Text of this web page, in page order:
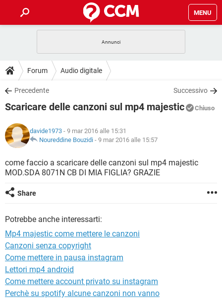
MENU
INTRATTENIMENTO
iOS
INSTAGRAM WHATSAPP
TIKTOK
HARDWARE
GUIDE
COVID-19
INSTAGRAM WHATSAPP
TIKTOK
HARDWARE
DOWNLOAD
COVID-19 GAMING
INTRATTENIMENTO
iOS WINDOWS 10
INSTAGRAM WHATSAPP
TIKTOK FACEBOOK
HARDWARE
COVID-19 GAMING
INTRATTENIMENTO
iOS WINDOWS 10
HARDWARE
GLOSSARIO
COVID-19 GAMING
INTRATTENIMENTO ANDROID
iOS
HARDWARE
Forum Audio digitale
Precedente Successivo
Scaricare delle canzoni sul mp4 majestic Chiuso
davide1973 - 9 mar 2016 alle 15:31
Noureddine Bouzidi - 9 mar 2016 alle 15:57
come faccio a scaricare delle canzoni sul mp4 majestic
MOD.SDA 8071N CB DI MIA FIGLIA? GRAZIE
Share
Potrebbe anche interessarti:
Mp4 majestic come mettere le canzoni
Canzoni senza copyright
Come mettere in pausa instagram
Lettori mp4 android
Come mettere account privato su instagram
Perchè su spotify alcune canzoni non vanno